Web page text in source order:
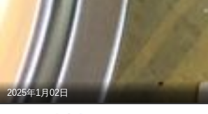
2025年1月02日